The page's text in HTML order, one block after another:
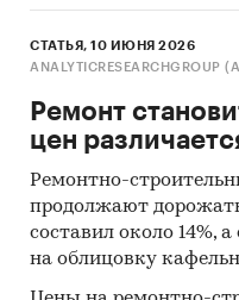
СТАТЬЯ, 10 ИЮНЯ 2026
ANALYTICRESEARCHGROUP
Ремонт
цен
Ремонтно-
продолжают
составил около 14%,
на облицовку